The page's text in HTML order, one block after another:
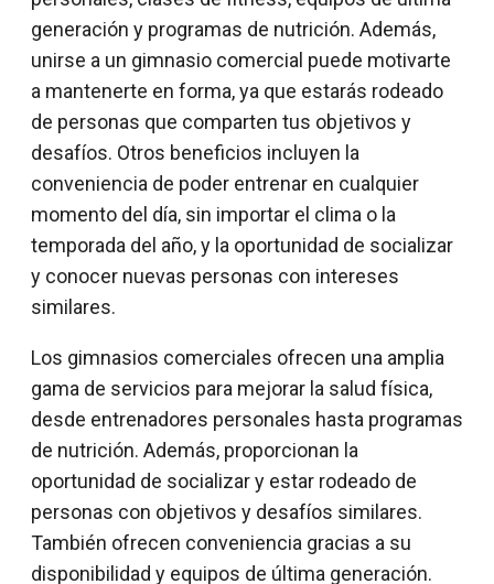
generación y programas de nutrición. Además,
unirse a un gimnasio comercial puede motivarte
a mantenerte en forma, ya que estarás rodeado
de personas que comparten tus objetivos y
desafíos. Otros beneficios incluyen la
conveniencia de poder entrenar en cualquier
momento del día, sin importar el clima o la
temporada del año, y la oportunidad de socializar
y conocer nuevas personas con intereses
similares.
Los gimnasios comerciales ofrecen una amplia
gama de servicios para mejorar la salud física,
desde entrenadores personales hasta programas
de nutrición. Además, proporcionan la
oportunidad de socializar y estar rodeado de
personas con objetivos y desafíos similares.
También ofrecen conveniencia gracias a su
disponibilidad y equipos de última generación.